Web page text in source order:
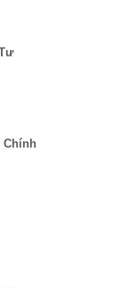
Chính